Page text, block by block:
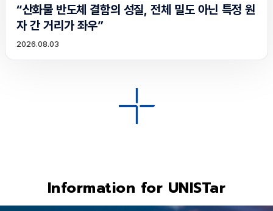
“산화물 반도체 결함의 성질, 전체 밀도 아닌 특정 원
자 간 거리가 좌우”
2026.08.03
Information for UNISTar